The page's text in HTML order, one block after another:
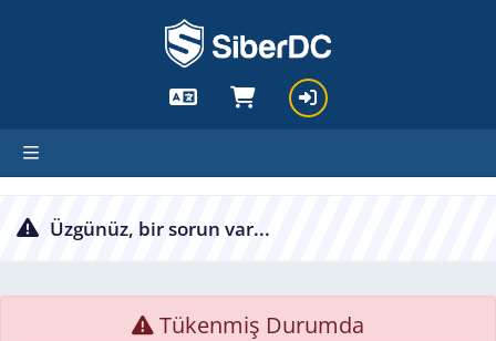
Üzgünüz, bir sorun var...
Tükenmiş Durumda